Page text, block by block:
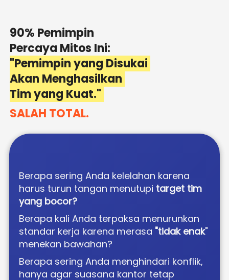
90% Pemimpin
Percaya Mitos Ini:
"Pemimpin yang Disukai
Akan Menghasilkan
Tim yang Kuat."
SALAH TOTAL.
Berapa sering Anda kelelahan karena
harus turun tangan menutupi target tim
yang bocor?
Berapa kali Anda terpaksa menurunkan
standar kerja karena merasa "tidak enak"
menekan bawahan?
Berapa sering Anda menghindari konflik,